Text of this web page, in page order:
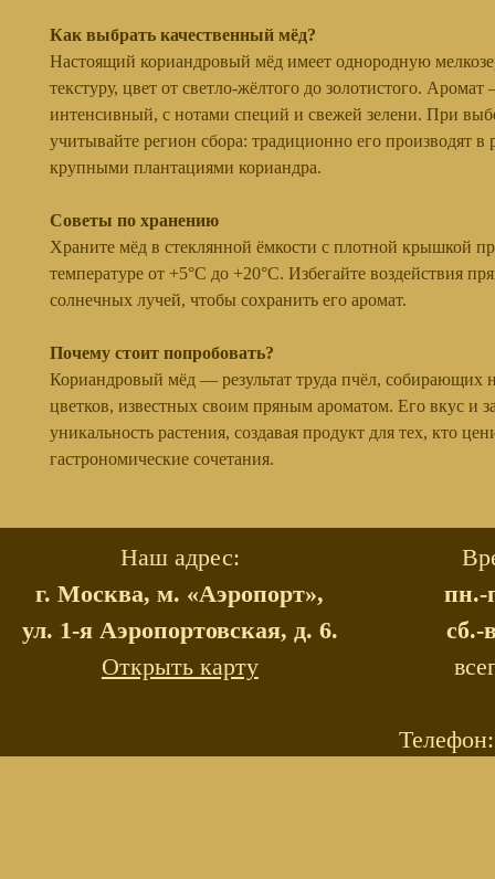
Как выбрать качественный мёд?
Настоящий кориандровый мёд имеет однородную
текстуру, цвет от светло-жёлтого до золотистого.
интенсивный, с нотами специй и свежей зелени. При
учитывайте регион сбора: традиционно его производят в
крупными плантациями кориандра.
Советы по хранению
Храните мёд в стеклянной ёмкости с плотной крышкой
температуре от +5°C до +20°C. Избегайте воздействия
солнечных лучей, чтобы сохранить его аромат.
Почему стоит попробовать?
Кориандровый мёд — результат труда пчёл, собирающих
цветков, известных своим пряным ароматом. Его вкус и
уникальность растения, создавая продукт для тех, кто
гастрономические сочетания.
Наш адрес:
г. Москва, м. «Аэропорт»,
ул. 1-я Аэропортовская, д. 6.
Открыть карту
пн.-
сб.-